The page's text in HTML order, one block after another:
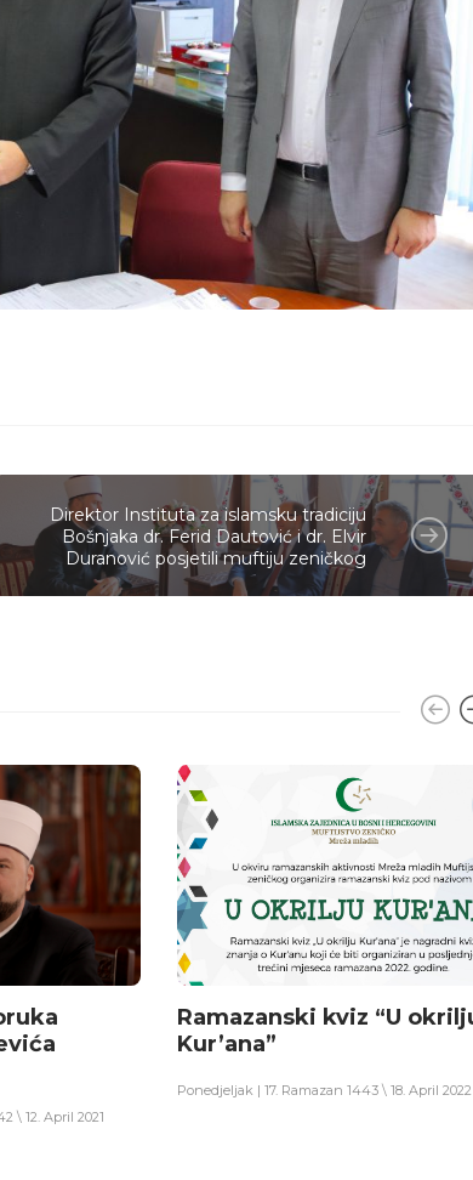
Direktor Instituta za islamsku tradiciju
Bošnjaka dr. Ferid Dautović i dr. Elvir
Duranović posjetili muftiju zeničkog
\ 12. April 2021
Ramazanski kviz “U
Kur’ana”
Ponedjeljak | 17. Ramazan 1443 \ 18. April 2022